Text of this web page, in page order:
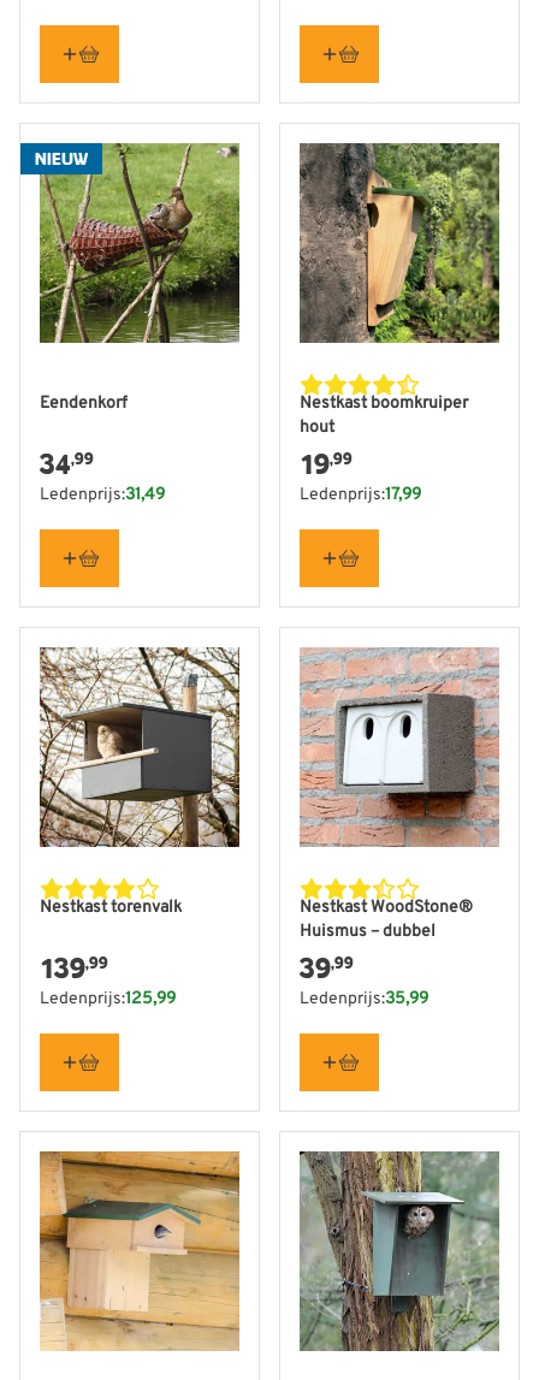
NIEUW
Eendenkorf
34,99
Ledenprijs:31,49
Nestkast boomkruiper
hout
19,99
Ledenprijs:17,99
Nestkast torenvalk
139,99
Ledenprijs:125,99
Nestkast WoodStone®
Huismus – dubbel
39,99
Ledenprijs:35,99